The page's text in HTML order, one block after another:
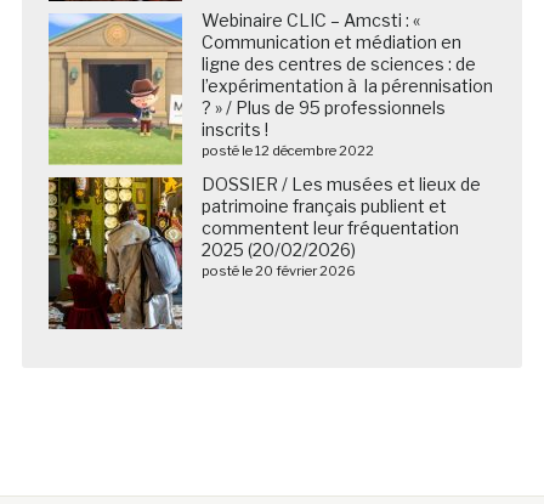
l’expérimentation à la pérennisation
? » / Plus de 95 professionnels
inscrits !
posté le 12 décembre 2022
DOSSIER / Les musées et lieux de
patrimoine français publient et
commentent leur fréquentation
2025 (20/02/2026)
posté le 20 février 2026